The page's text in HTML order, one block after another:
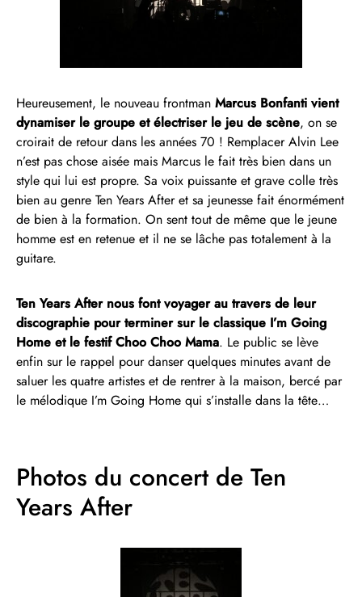
Heureusement, le nouveau frontman Marcus Bonfanti vient
dynamiser le groupe et électriser le jeu de scène, on se
croirait de retour dans les années 70 ! Remplacer Alvin Lee
n’est pas chose aisée mais Marcus le fait très bien dans un
style qui lui est propre. Sa voix puissante et grave colle très
bien au genre Ten Years After et sa jeunesse fait énormément
de bien à la formation. On sent tout de même que le jeune
homme est en retenue et il ne se lâche pas totalement à la
guitare.
Ten Years After nous font voyager au travers de leur
discographie pour terminer sur le classique I’m Going
Home et le festif Choo Choo Mama. Le public se lève
enfin sur le rappel pour danser quelques minutes avant de
saluer les quatre artistes et de rentrer à la maison, bercé par
le mélodique I’m Going Home qui s’installe dans la tête…
Photos du concert de Ten
Years After